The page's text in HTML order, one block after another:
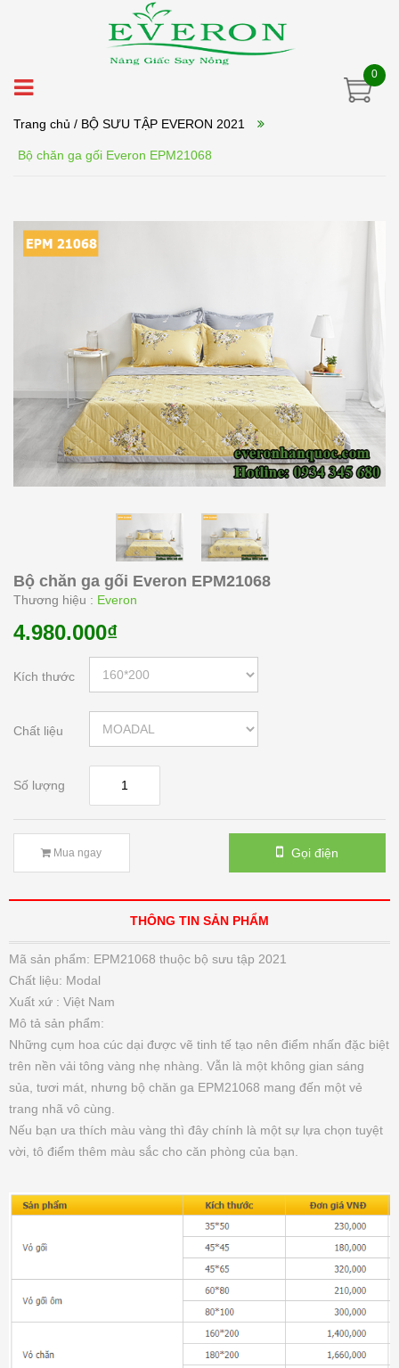
0
Trang chủ / BỘ SƯU TẬP EVERON 2021
Bộ chăn ga gối Everon EPM21068
Bộ chăn ga gối Everon EPM21068
Thương hiệu : Everon
4.980.000₫
Kích thước
Chất liệu
Số lượng
Mua ngay Gọi điện
THÔNG TIN SẢN PHẨM
Mã sản phẩm: EPM21068 thuộc bộ sưu tập 2021
Chất liệu: Modal
Xuất xứ : Việt Nam
Mô tả sản phẩm:
Những cụm hoa cúc dại được vẽ tinh tế tạo nên điểm nhấn đặc biệt
trên nền vải tông vàng nhẹ nhàng. Vẫn là một không gian sáng
sủa, tươi mát, nhưng bộ chăn ga EPM21068 mang đến một vẻ
trang nhã vô cùng.
Nếu bạn ưa thích màu vàng thì đây chính là một sự lựa chọn tuyệt
vời, tô điểm thêm màu sắc cho căn phòng của bạn.